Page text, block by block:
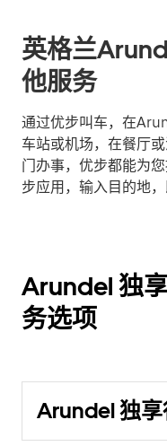
英格兰
他服务
通过优步叫车，在
车站或机场，在餐厅
门办事，优步都能为
步应用，输入目的地
Arundel 独
务选项
Arundel 独